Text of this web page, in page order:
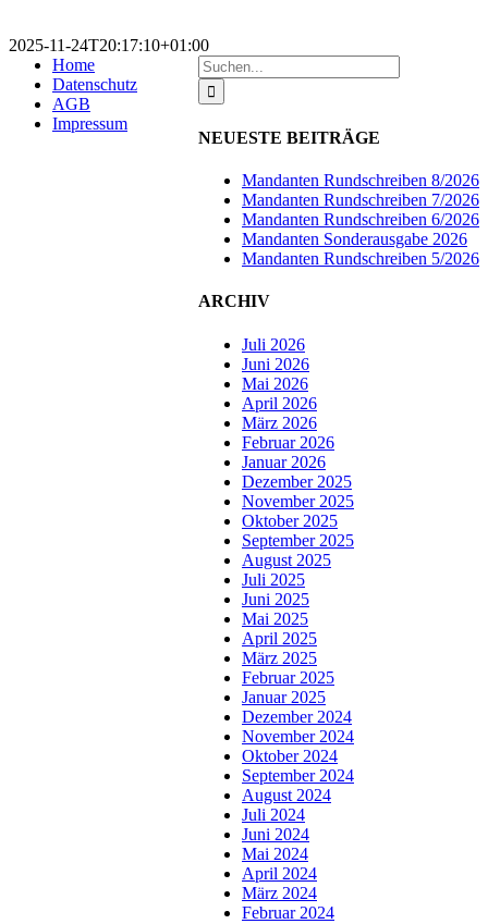
2025-11-24T20:17:10+01:00
Suche
nach:
NEUESTE BEITRÄGE
Mandanten Rundschreiben 8/2026
Mandanten Rundschreiben 7/2026
Mandanten Rundschreiben 6/2026
Mandanten Sonderausgabe 2026
Mandanten Rundschreiben 5/2026
ARCHIV
Juli 2026
Juni 2026
Mai 2026
April 2026
März 2026
Februar 2026
Januar 2026
Dezember 2025
November 2025
Oktober 2025
September 2025
August 2025
Juli 2025
Juni 2025
Mai 2025
April 2025
März 2025
Februar 2025
Januar 2025
Dezember 2024
November 2024
Oktober 2024
September 2024
August 2024
Juli 2024
Juni 2024
Mai 2024
April 2024
März 2024
Februar 2024
Home
Datenschutz
AGB
Impressum